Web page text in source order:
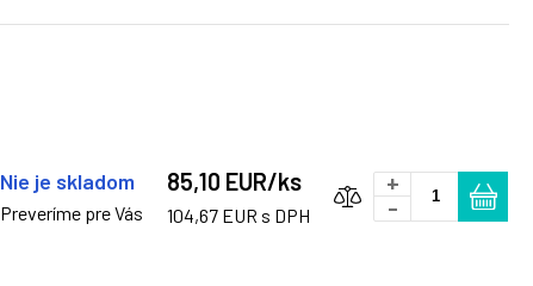
Nie je skladom
Preveríme pre Vás
85,10 EUR/ks
104,67 EUR s DPH
+
-